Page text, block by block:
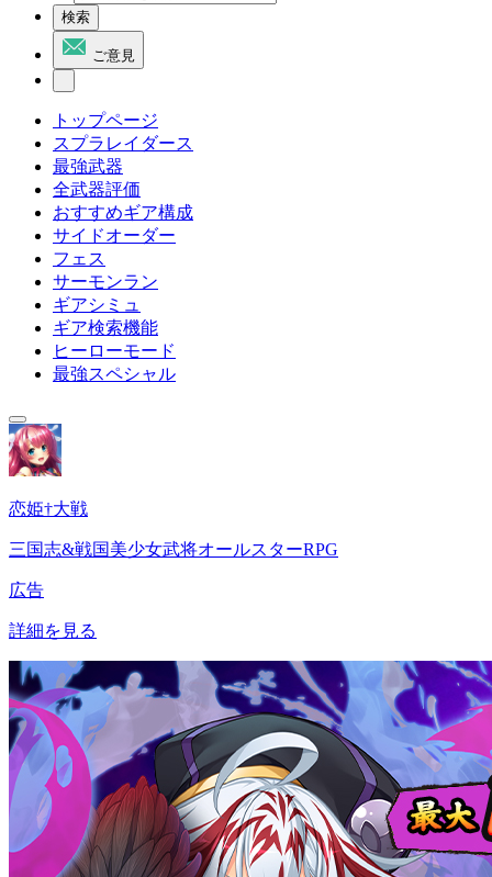
検索
ご意見
トップページ
スプラレイダース
最強武器
全武器評価
おすすめギア構成
サイドオーダー
フェス
サーモンラン
ギアシミュ
ギア検索機能
ヒーローモード
最強スペシャル
恋姫†大戦
三国志&戦国美少女武将オールスターRPG
広告
詳細を見る